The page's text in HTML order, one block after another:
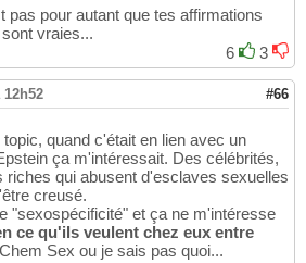
pas pour autant que tes affirmations
vraies...
6
3
12h52 #66
quand c'était en lien avec un
ça m'intéressait. Des célébrités,
riches qui abusent d'esclaves sexuelles
creusé.
"sexospécificité" et ça ne m'intéresse
ce qu'ils veulent chez eux entre
Sex ou je sais pas quoi...